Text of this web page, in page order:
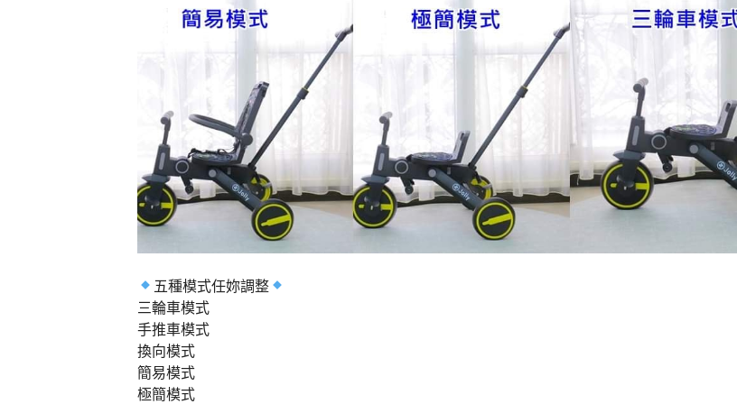
五種模式任妳調整
三輪車模式
手推車模式
換向模式
簡易模式
極簡模式